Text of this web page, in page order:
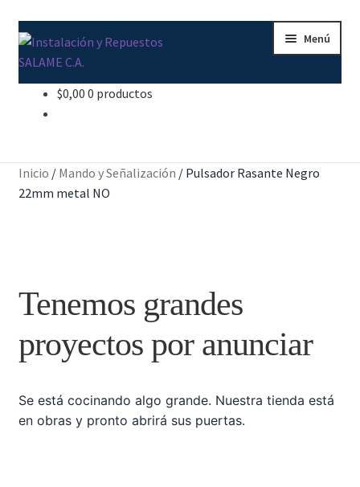
Ir
a
la
navegación
Ir
al
contenido
Menú
Contacto
Mi cuenta
Nosotros
Sample Page
$0,00 0 productos
Inicio / Mando y Señalización / Pulsador Rasante Negro
22mm metal NO
Tenemos grandes
proyectos por anunciar
Se está cocinando algo grande. Nuestra tienda está
en obras y pronto abrirá sus puertas.